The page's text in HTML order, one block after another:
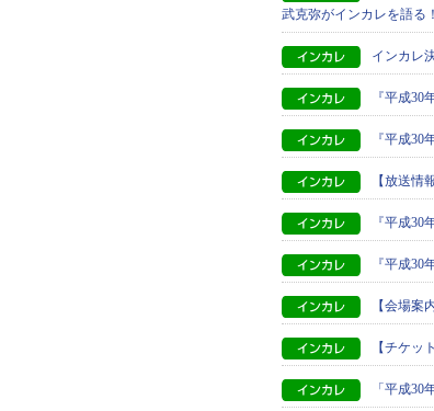
武克弥がインカレを語る！
インカレ
『平成
『平成
【放送情
『平成
『平成
【会場案
【チケ
「平成